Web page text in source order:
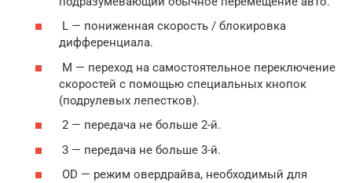
L — пониженная скорость / блокировка
дифференциала.
М — переход на самостоятельное переключение
скоростей с помощью специальных кнопок
(подрулевых лепестков).
2 — передача не больше 2-й.
3 — передача не больше 3-й.
OD — режим овердрайва, необходимый для